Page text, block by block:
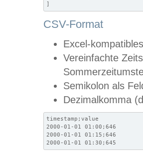
]
CSV-Format
Excel-
Vereinfachte
Semikolon als
Dezimalkomma
timestamp;value
2000-01-01 01:00;646
2000-01-01 01:15;646
2000-01-01 01:30;645